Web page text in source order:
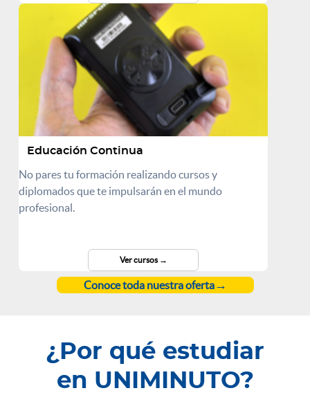
Educación Continua
No pares tu formación realizando cursos y
diplomados que te impulsarán en el mundo
profesional.
Ver cursos
Conoce toda nuestra oferta
¿Por qué estudiar
en UNIMINUTO?